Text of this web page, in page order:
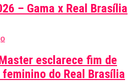
– Gama x Real Brasília
esclarece fim de
do Real Brasília